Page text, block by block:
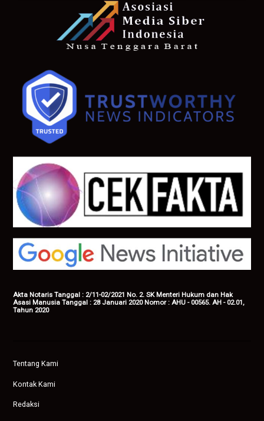
Akta Notaris Tanggal : 2/11-02/2021 No. 2. SK Menteri Hukum dan Hak
Asasi Manusia Tanggal : 28 Januari 2020 Nomor : AHU - 00565. AH - 02.01,
Tahun 2020
Tentang Kami
Kontak Kami
Redaksi